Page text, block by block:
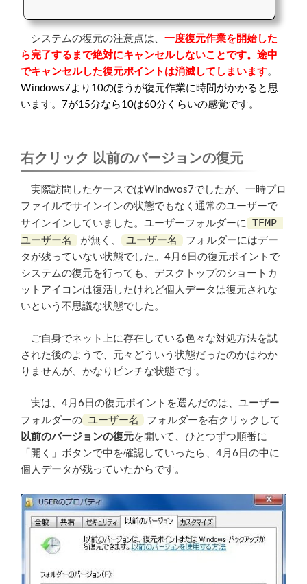
システムの復元の注意点は、 一度復元作業を開始した
ら完了するまで絶対にキャンセルしないことです。途中
でキャンセルした復元ポイントは消滅してしまいます。
Windows7より10のほうが復元作業に時間がかかると思
います。7が15分なら10は60分くらいの感覚です。
右クリック 以前のバージョンの復元
実際訪問したケースではWindwos7でしたが、一時プロ
ファイルでサインインの状態でもなく通常のユーザーで
サインインしていました。ユーザーフォルダーに TEMP_
ユーザー名
が無く、 ユーザー名
フォルダーにはデー
タが残っていない状態でした。4月6日の復元ポイントで
システムの復元を行っても、デスクトップのショートカ
ットアイコンは復活したけれど個人データは復元されな
いという不思議な状態でした。
ご自身でネット上に存在している色々な対処方法を試
された後のようで、元々どういう状態だったのかはわか
りませんが、かなりピンチな状態です。
実は、4月6日の復元ポイントを選んだのは、ユーザー
フォルダーの ユーザー名
フォルダーを右クリックして
以前のバージョンの復元を開いて、ひとつずつ順番に
「開く」ボタンで中を確認していったら、4月6日の中に
個人データが残っていたからです。